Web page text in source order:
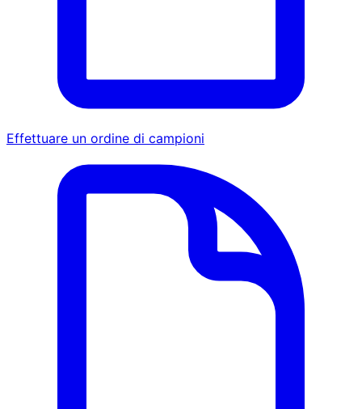
Effettuare un ordine di campioni